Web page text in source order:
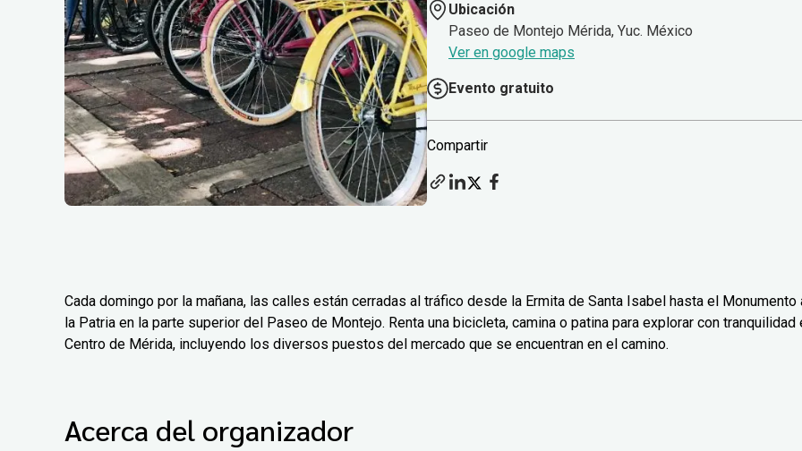
Ubicación
Paseo de Montejo Mérida, Yuc. México
Ver en google maps
Evento gratuito
Compartir
Cada domingo por la mañana, las calles están cerradas al tráfico desde la Ermita de Santa Isabel hasta el Monumento
la Patria en la parte superior del Paseo de Montejo. Renta una bicicleta, camina o patina para explorar con tranquilidad
Centro de Mérida, incluyendo los diversos puestos del mercado que se encuentran en el camino.
Acerca del organizador